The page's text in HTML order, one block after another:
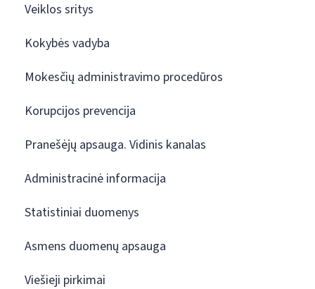
Veiklos sritys
Kokybės vadyba
Mokesčių administravimo procedūros
Korupcijos prevencija
Pranešėjų apsauga. Vidinis kanalas
Administracinė informacija
Statistiniai duomenys
Asmens duomenų apsauga
Viešieji pirkimai